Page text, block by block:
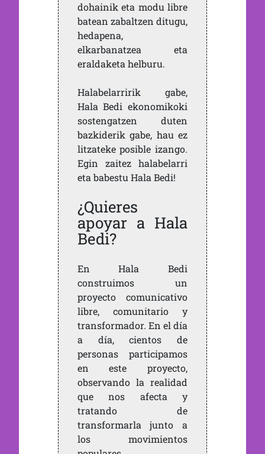
dohainik eta modu libre
batean zabaltzen ditugu,
hedapena,
elkarbanatzea eta
eraldaketa helburu.
Halabelarririk gabe,
Hala Bedi ekonomikoki
sostengatzen duten
bazkiderik gabe, hau ez
litzateke posible izango.
Egin zaitez halabelarri
eta babestu Hala Bedi!
¿Quieres
apoyar a Hala
Bedi?
En Hala Bedi
construimos un
proyecto comunicativo
libre, comunitario y
transformador. En el día
a día, cientos de
personas participamos
en este proyecto,
observando la realidad
que nos afecta y
tratando de
transformarla junto a
los movimientos